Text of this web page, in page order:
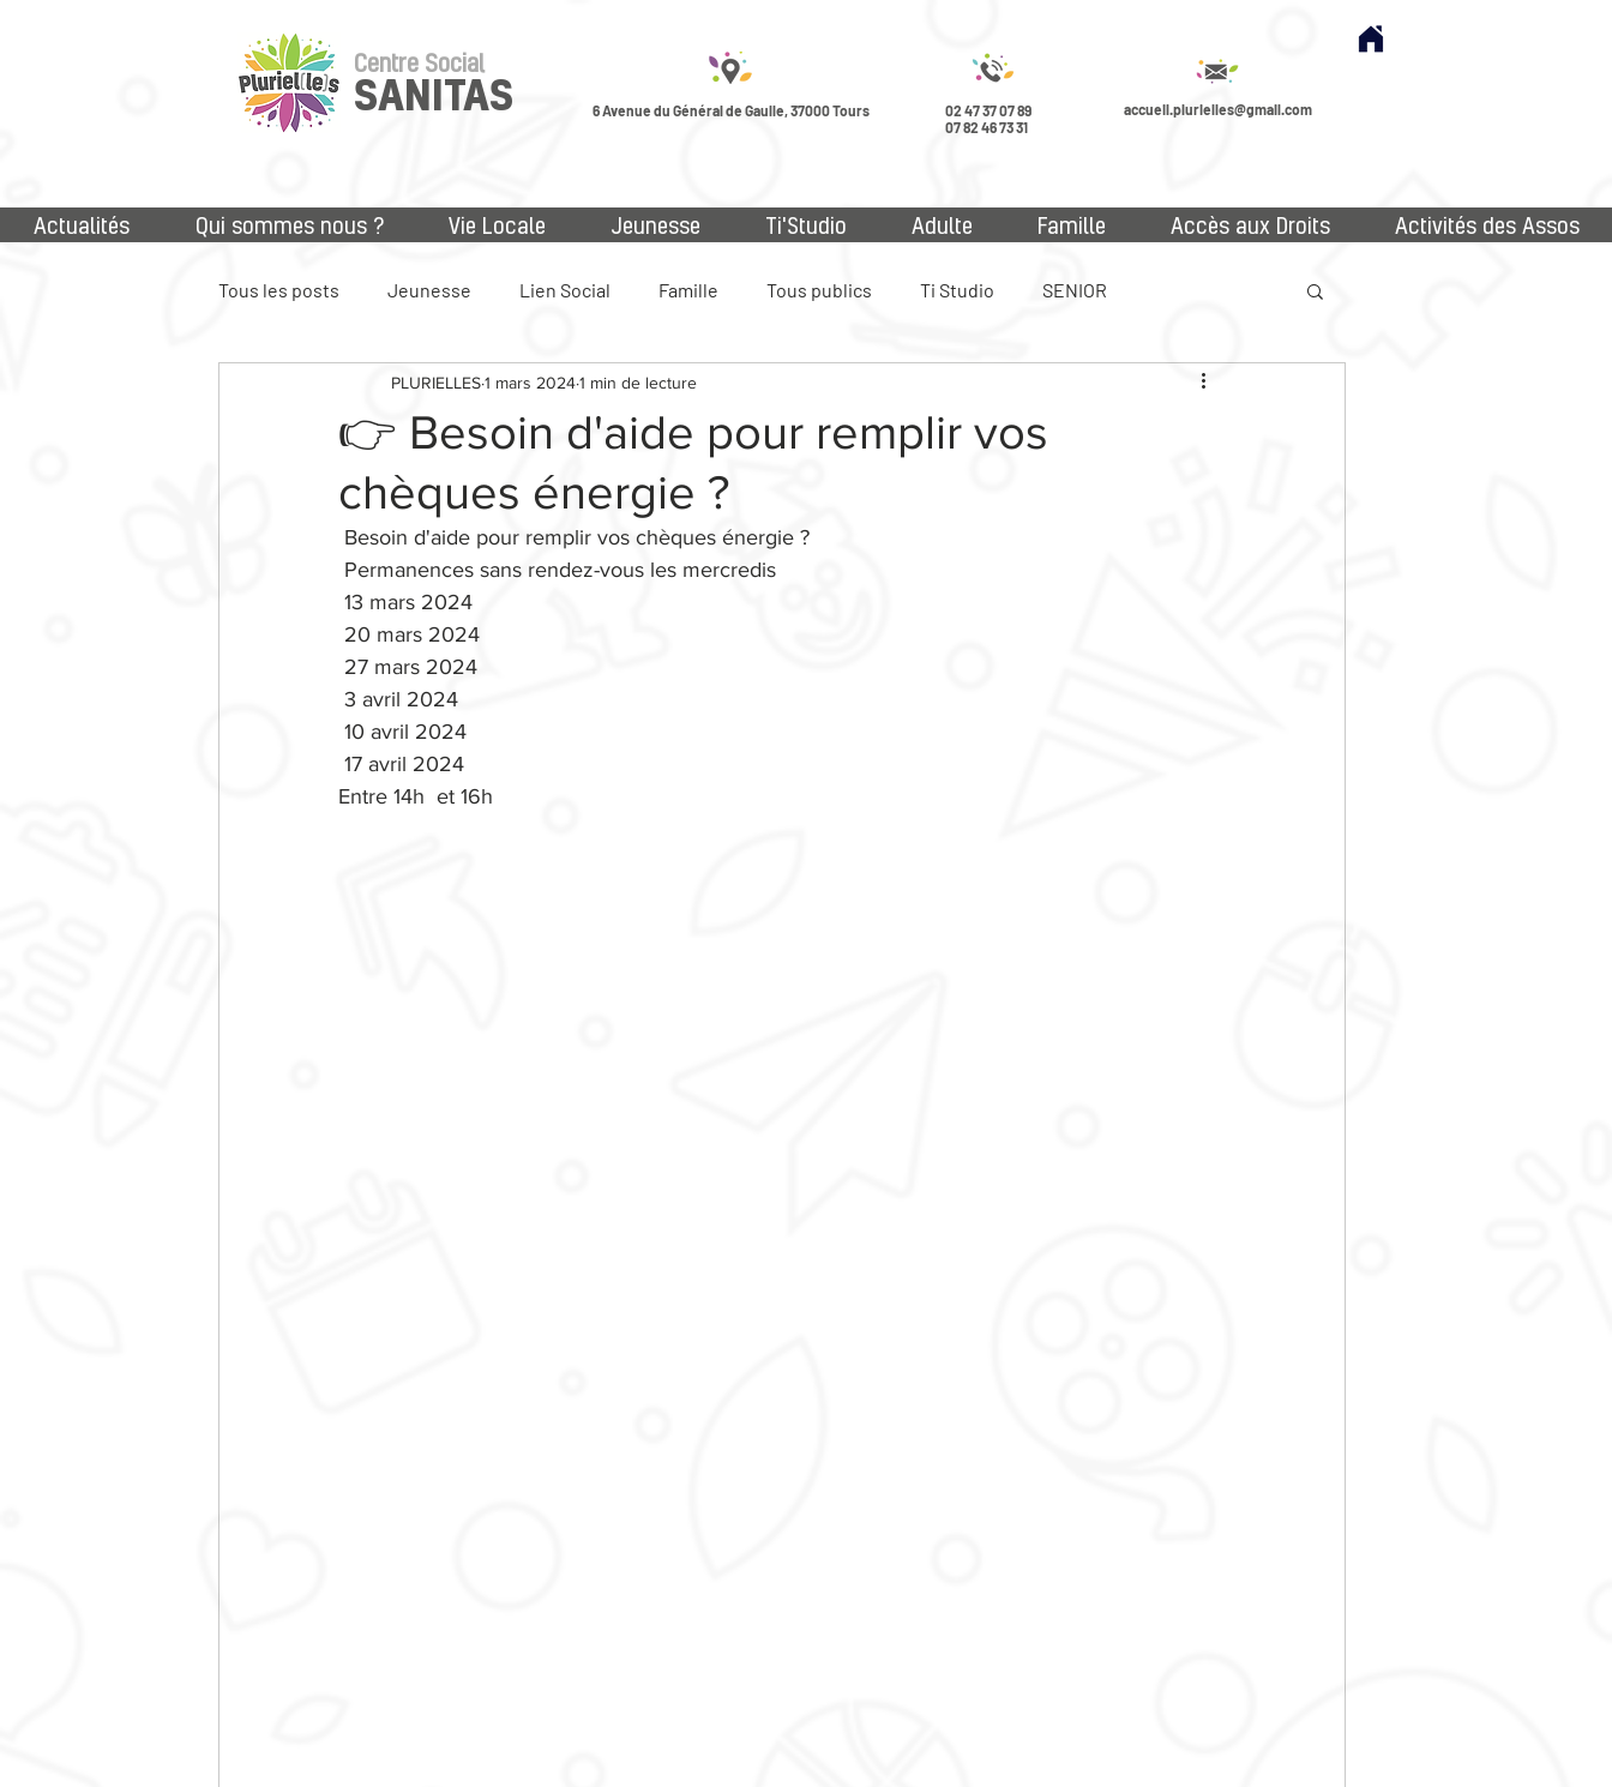
Centre Social
SANITAS 6 Avenue du Général de Gaulle, 37000 Tours
02 47 37 07 89
07 82 46 73 31
accueil.plurielles@gmail.com
Actualités Qui sommes nous ? Vie Locale Jeunesse Ti'Studio Adulte Famille Accès aux Droits Activités des Assos
Tous les posts Jeunesse Lien Social Famille Tous publics Ti Studio SENIOR
Accès aux droits Numérique
👉 Besoin d'aide pour remplir vos
chèques énergie ?
PLURIELLES1 mars 20241 min de lecture
Besoin d'aide pour remplir vos chèques énergie ?
Permanences sans rendez-vous les mercredis
13 mars 2024
20 mars 2024
27 mars 2024
3 avril 2024
10 avril 2024
17 avril 2024
Entre 14h  et 16h